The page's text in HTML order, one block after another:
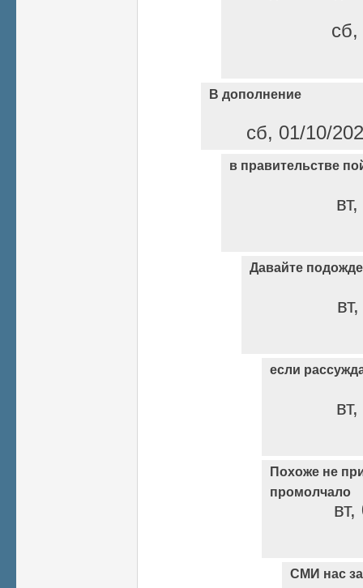
В дополнение
сб, 01/10/
в правительстве
Давайте
если
Похоже не
промолчало
СМИ нас